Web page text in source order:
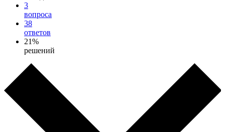
3
вопроса
38
ответов
21%
решений